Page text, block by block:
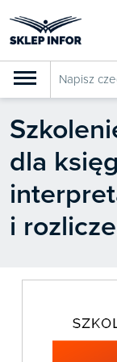
Klasyfikacja
Szkolenia
Abonamenty
KSeF
Bestsellery
dla
i